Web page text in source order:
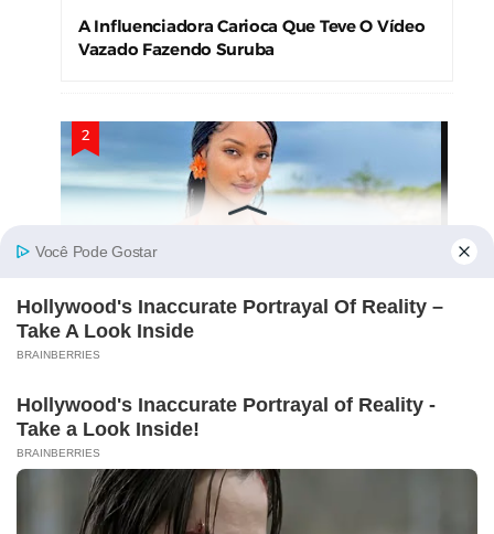
A Influenciadora Carioca Que Teve O Vídeo
Vazado Fazendo Suruba
Vazam nas Redes e Causam Alvoroço